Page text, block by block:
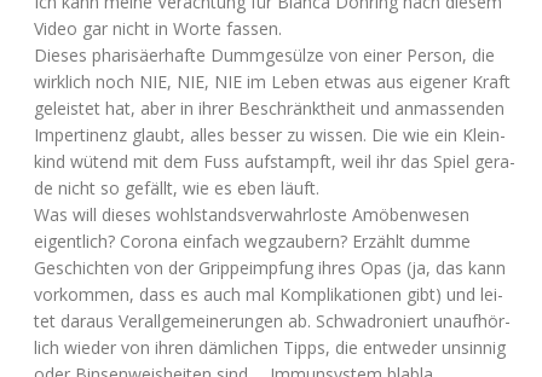
Video gar nicht in Wor­te fassen.
Die­ses pha­ri­sä­er­haf­te Dumm­ge­sül­ze von einer Per­son, die
wirk­lich noch NIE, NIE, NIE im Leben etwas aus eige­ner Kraft
geleis­tet hat, aber in ihrer Beschränkt­heit und anmas­sen­den
Imper­ti­nenz glaubt, alles bes­ser zu wis­sen. Die wie ein Klein­
kind wütend mit dem Fuss auf­stampft, weil ihr das Spiel gera­
de nicht so gefällt, wie es eben läuft.
Was will die­ses wohl­stands­ver­wahr­los­te Amö­ben­we­sen
eigent­lich? Coro­na ein­fach weg­zau­bern? Erzählt dum­me
Geschich­ten von der Grip­pe­imp­fung ihres Opas (ja, das kann
vor­kom­men, dass es auch mal Kom­pli­ka­tio­nen gibt) und lei­
tet dar­aus Ver­all­ge­mei­ne­run­gen ab. Schwa­dro­niert unauf­hör­
lich wie­der von ihren däm­li­chen Tipps, die ent­we­der unsin­nig